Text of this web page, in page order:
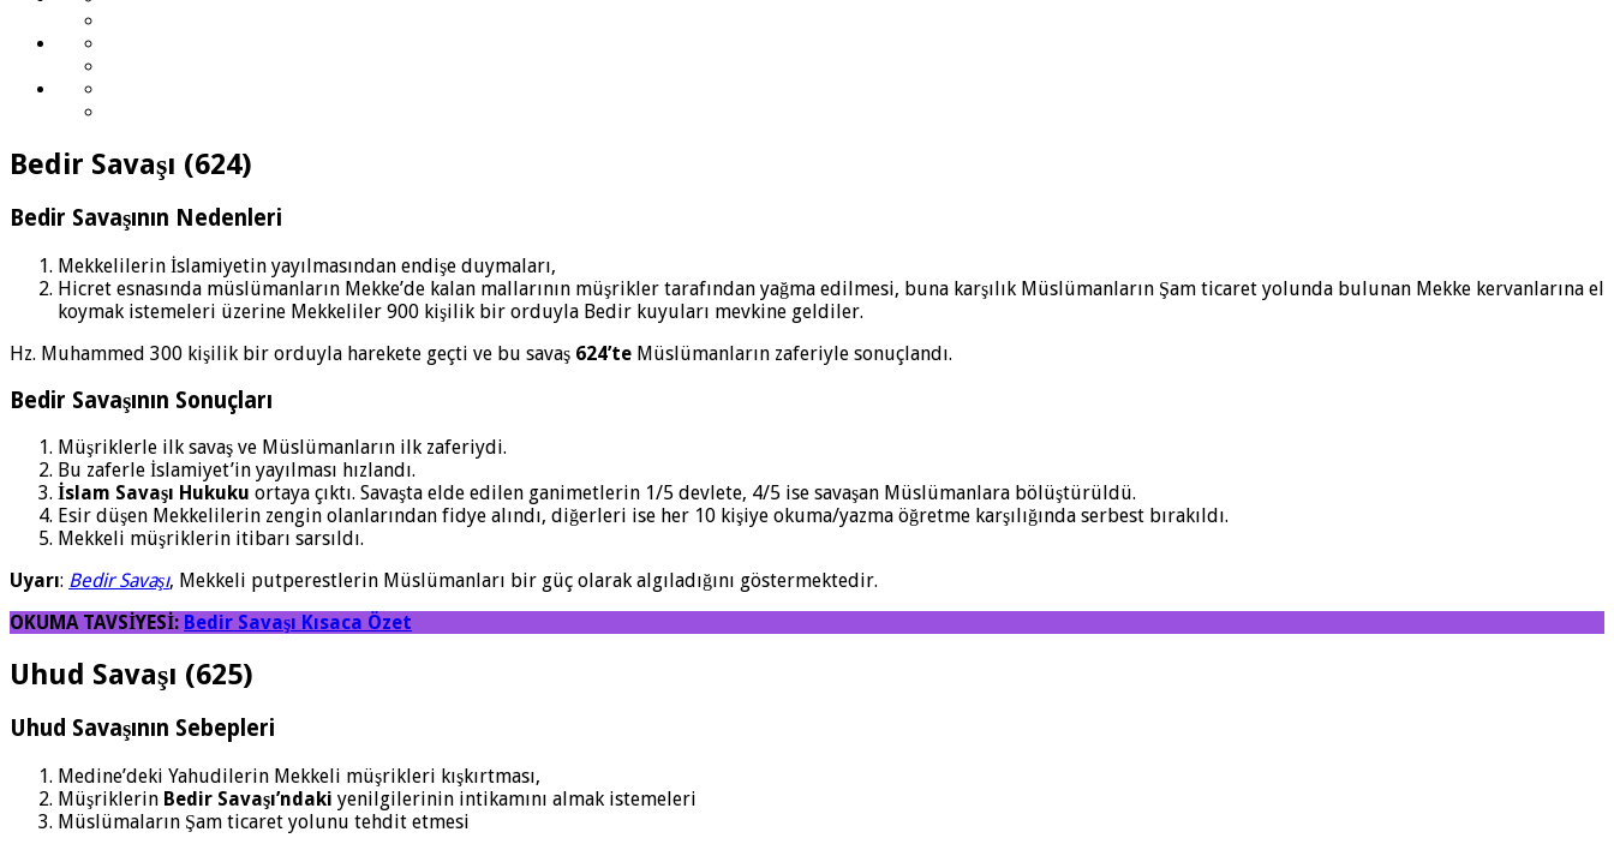
Bedir Savaşı (624)
Bedir Savaşının Nedenleri
Mekkelilerin İslamiyetin yayılmasından endişe duymaları,
Hicret esnasında müslümanların Mekke’de kalan mallarının müşrikler tarafından yağma edilmesi, buna karşılık Müslümanların Şam ticaret yolunda bulunan Mekke kervanlarına el
koymak istemeleri üzerine Mekkeliler 900 kişilik bir orduyla Bedir kuyuları mevkine geldiler.
Hz. Muhammed 300 kişilik bir orduyla harekete geçti ve bu savaş 624’te Müslümanların zaferiyle sonuçlandı.
Bedir Savaşının Sonuçları
Müşriklerle ilk savaş ve Müslümanların ilk zaferiydi.
Bu zaferle İslamiyet’in yayılması hızlandı.
İslam Savaşı Hukuku ortaya çıktı. Savaşta elde edilen ganimetlerin 1/5 devlete, 4/5 ise savaşan Müslümanlara bölüştürüldü.
Esir düşen Mekkelilerin zengin olanlarından fidye alındı, diğerleri ise her 10 kişiye okuma/yazma öğretme karşılığında serbest bırakıldı.
Mekkeli müşriklerin itibarı sarsıldı.
Uyarı: Bedir Savaşı, Mekkeli putperestlerin Müslümanları bir güç olarak algıladığını göstermektedir.
OKUMA TAVSİYESİ: Bedir Savaşı Kısaca Özet
Uhud Savaşı (625)
Uhud Savaşının Sebepleri
Medine’deki Yahudilerin Mekkeli müşrikleri kışkırtması,
Müşriklerin Bedir Savaşı’ndaki yenilgilerinin intikamını almak istemeleri
Müslümaların Şam ticaret yolunu tehdit etmesi